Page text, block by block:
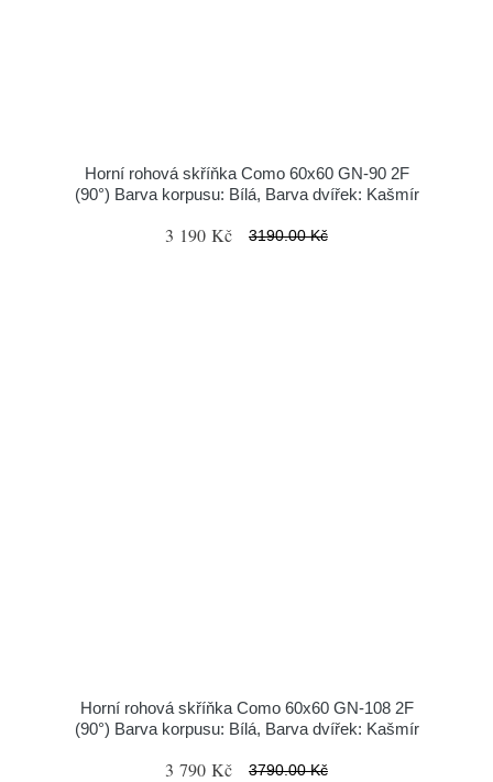
Horní rohová skříňka Como 60x60 GN-90 2F
(90°) Barva korpusu: Bílá, Barva dvířek: Kašmír
3 190 Kč 3190.00 Kč
Horní rohová skříňka Como 60x60 GN-108 2F
(90°) Barva korpusu: Bílá, Barva dvířek: Kašmír
3 790 Kč 3790.00 Kč